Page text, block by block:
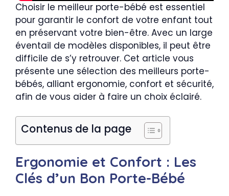
Choisir le meilleur porte-bébé est essentiel
pour garantir le confort de votre enfant tout
en préservant votre bien-être. Avec un large
éventail de modèles disponibles, il peut être
difficile de s’y retrouver. Cet article vous
présente une sélection des meilleurs porte-
bébés, alliant ergonomie, confort et sécurité,
afin de vous aider à faire un choix éclairé.
Contenus de la page
Ergonomie et Confort : Les
Clés d’un Bon Porte-Bébé